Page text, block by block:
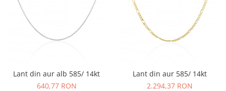
Lant din aur alb 585/ 14kt
640,77 RON
Lant din aur 585/ 14kt
2.294,37 RON